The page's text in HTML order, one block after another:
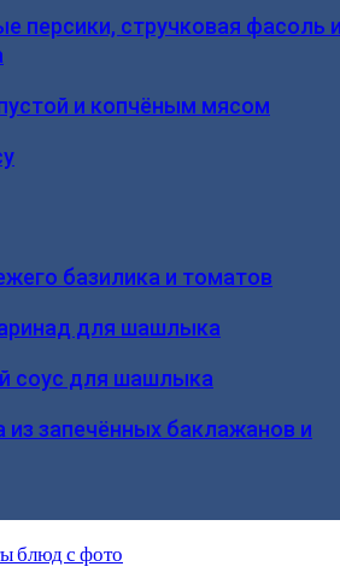
персики, стручковая фасоль
и копчёным мясом
базилика и томатов
для шашлыка
соус для шашлыка
из запечённых баклажанов и